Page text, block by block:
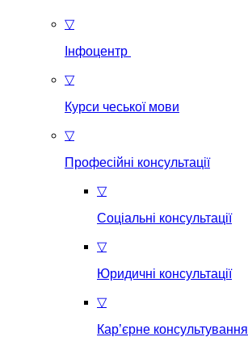
▽
Інфоцентр
▽
Курси чеської мови
▽
Професійні консультації
▽
Соціальні консультації
▽
Юридичні консультації
▽
Кар’єрне консультування